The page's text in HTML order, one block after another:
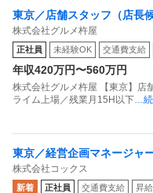
東京／店舗スタッフ（店長
業月15H以下／新店オープン
株式会社グルメ杵屋
正社員 未経験OK 交通費支給
年収420万円〜560万円
株式会社グルメ杵屋 【東京】
ライム上場／残業月15H以下 …
東京／経営企画マネージャ
面接1回／即入社歓迎
株式会社コックス
新着 正社員 交通費支給 昇